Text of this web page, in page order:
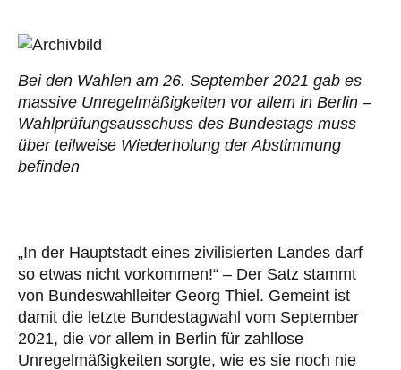
Bei den Wahlen am 26. September 2021 gab es
massive Unregelmäßigkeiten vor allem in Berlin –
Wahlprüfungsausschuss des Bundestags muss
über teilweise Wiederholung der Abstimmung
befinden
„In der Hauptstadt eines zivilisierten Landes darf
so etwas nicht vorkommen!“ – Der Satz stammt
von Bundeswahlleiter Georg Thiel. Gemeint ist
damit die letzte Bundestagwahl vom September
2021, die vor allem in Berlin für zahllose
Unregelmäßigkeiten sorgte, wie es sie noch nie